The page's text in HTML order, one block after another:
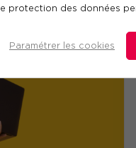
protection des données
Paramétrer les cookies